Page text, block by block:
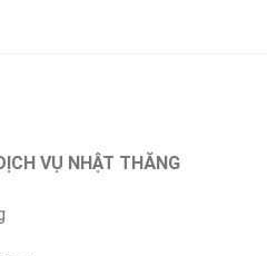
VỤ NHẬT THĂNG